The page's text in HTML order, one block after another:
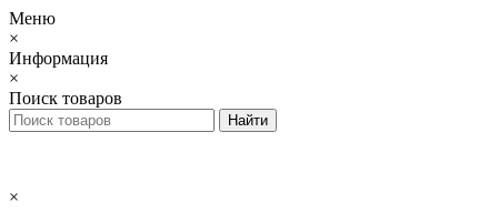
Меню
×
Информация
×
Поиск товаров
×